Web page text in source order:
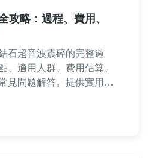
攻略：過程、費用、
石超音波震碎的完整過
、適用人群、費用估算、
見問題解答。提供實用指